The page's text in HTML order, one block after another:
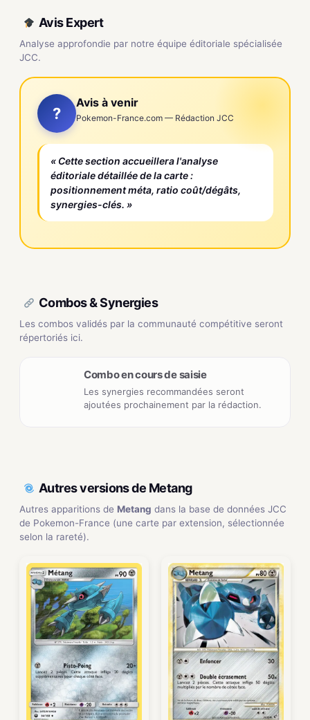
Avis Expert
Analyse approfondie par notre équipe éditoriale spécialisée
JCC.
?
Avis à venir
Pokemon-France.com — Rédaction JCC
« Cette section accueillera l'analyse
éditoriale détaillée de la carte :
positionnement méta, ratio coût/dégâts,
synergies-clés. »
Combos & Synergies
Les combos validés par la communauté compétitive seront
répertoriés ici.
Combo en cours de saisie
Les synergies recommandées seront
ajoutées prochainement par la rédaction.
Autres versions de Metang
Autres apparitions de Metang dans la base de données JCC
de Pokemon-France (une carte par extension, sélectionnée
selon la rareté).